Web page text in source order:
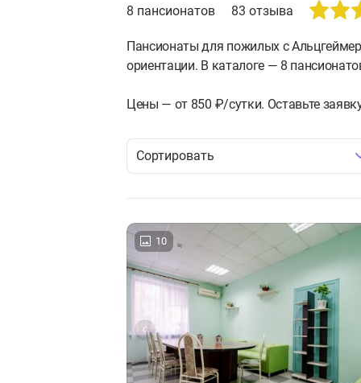
8 пансионатов 83 отзыва
Пансионаты для пожилых с
ориентации. В каталоге — 8
Цены — от 850 ₽/сутки. Оставьте
Сортировать
10